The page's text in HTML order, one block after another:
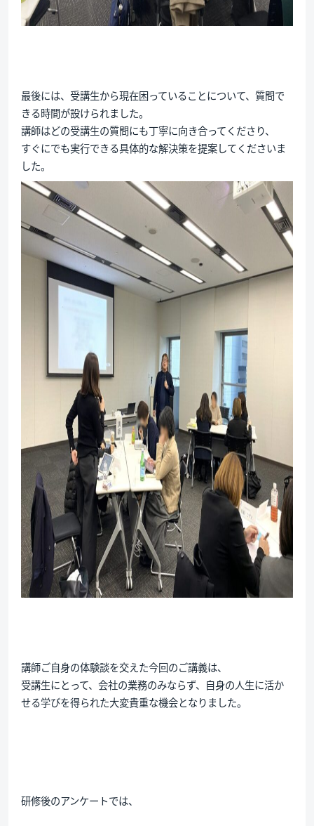
最後には、受講生から現在困っていることについて、質問で
きる時間が設けられました。
講師はどの受講生の質問にも丁寧に向き合ってくださり、
すぐにでも実行できる具体的な解決策を提案してくださいま
した。
講師ご自身の体験談を交えた今回のご講義は、
受講生にとって、会社の業務のみならず、自身の人生に活か
せる学びを得られた大変貴重な機会となりました。
研修後のアンケートでは、